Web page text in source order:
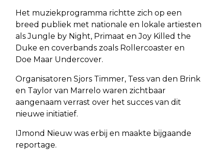
Het muziekprogramma richtte zich op een
breed publiek met nationale en lokale artiesten
als Jungle by Night, Primaat en Joy Killed the
Duke en coverbands zoals Rollercoaster en
Doe Maar Undercover.
Organisatoren Sjors Timmer, Tess van den Brink
en Taylor van Marrelo waren zichtbaar
aangenaam verrast over het succes van dit
nieuwe initiatief.
IJmond Nieuw was erbij en maakte bijgaande
reportage.